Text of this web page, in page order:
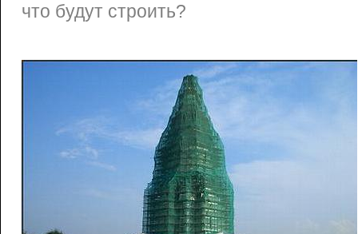
что будут строить?